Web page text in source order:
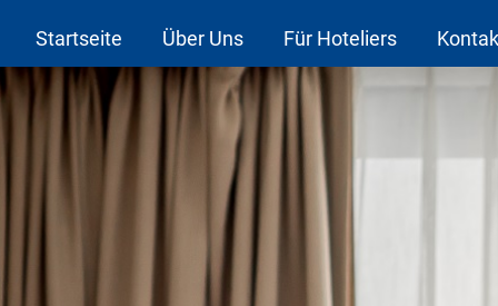
Startseite Über Uns Für Hoteliers